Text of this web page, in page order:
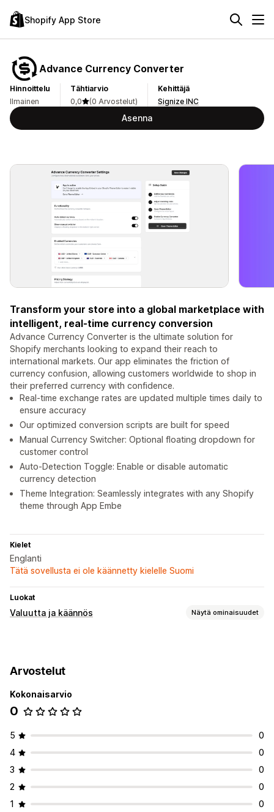
Shopify App Store
Advance Currency Converter
Hinnoittelu
Ilmainen
Tähtiarvio
0,0
(0 Arvostelut)
Kehittäjä
Signize INC
Asenna
Transform your store into a global marketplace with
intelligent, real-time currency conversion
Advance Currency Converter is the ultimate solution for
Shopify merchants looking to expand their reach to
international markets. Our app eliminates the friction of
currency confusion, allowing customers worldwide to shop in
their preferred currency with confidence.
Real-time exchange rates are updated multiple times daily to
ensure accuracy
Our optimized conversion scripts are built for speed
Manual Currency Switcher: Optional floating dropdown for
customer control
Auto-Detection Toggle: Enable or disable automatic
currency detection
Theme Integration: Seamlessly integrates with any Shopify
theme through App Embe
Kielet
Englanti
Tätä sovellusta ei ole käännetty kielelle Suomi
Luokat
Valuutta ja käännös Näytä ominaisuudet
Vaihtimen design
Arvostelut
Kokonaisarvio
0
5
0
4
0
3
0
2
0
1
0